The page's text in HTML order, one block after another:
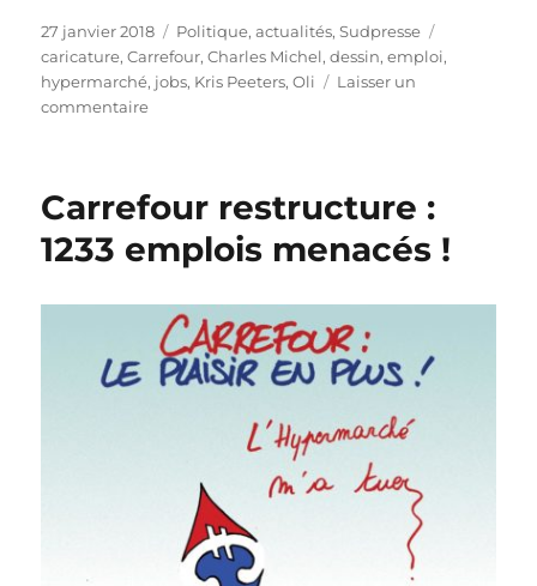
Publié
le
27 janvier 2018 Catégories
Politique, actualités,Sudpresse
caricature,Carrefour,Charles Michel,dessin,emploi,
hypermarché, jobs, Kris Peeters,Oli
Laisser un
commentairesur
gouvernement
Carrefour restructure :
1233 emplois menacés !